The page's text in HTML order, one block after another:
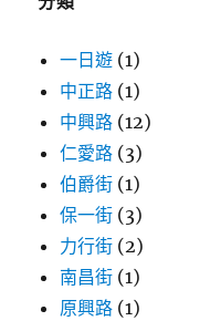
一日遊 (1)
中正路 (1)
中興路 (12)
仁愛路 (3)
伯爵街 (1)
保一街 (3)
力行街 (2)
南昌街 (1)
原興路 (1)